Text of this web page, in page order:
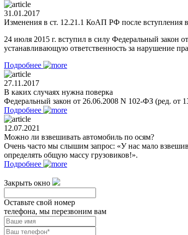
31.01.2017
Изменения в ст. 12.21.1 КоАП РФ после вступления
24 июля 2015 г. вступил в силу Федеральный закон
устанавливающую ответственность за нарушение
Подробнее
27.11.2017
В каких случаях нужна поверка
Федеральный закон от 26.06.2008 N 102-ФЗ (ред. от
Подробнее
12.07.2021
Можно ли взвешивать автомобиль по осям?
Очень часто мы слышим запрос: «У нас мало
определять общую массу грузовиков!».
Подробнее
Закрыть окно
Оставьте свой номер
телефона, мы перезвоним вам